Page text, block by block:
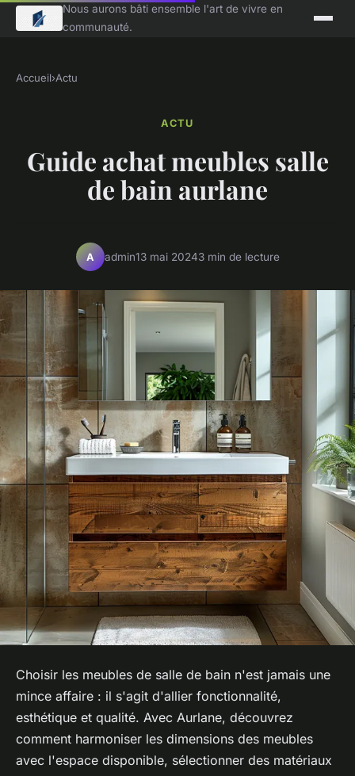
Nous aurons bâti ensemble l'art de vivre en
communauté.
Accueil›Actu
ACTU
Guide achat meubles salle
de bain aurlane
A admin13 mai 20243 min de lecture
Choisir les meubles de salle de bain n'est jamais une
mince affaire : il s'agit d'allier fonctionnalité,
esthétique et qualité. Avec Aurlane, découvrez
comment harmoniser les dimensions des meubles
avec l'espace disponible, sélectionner des matériaux